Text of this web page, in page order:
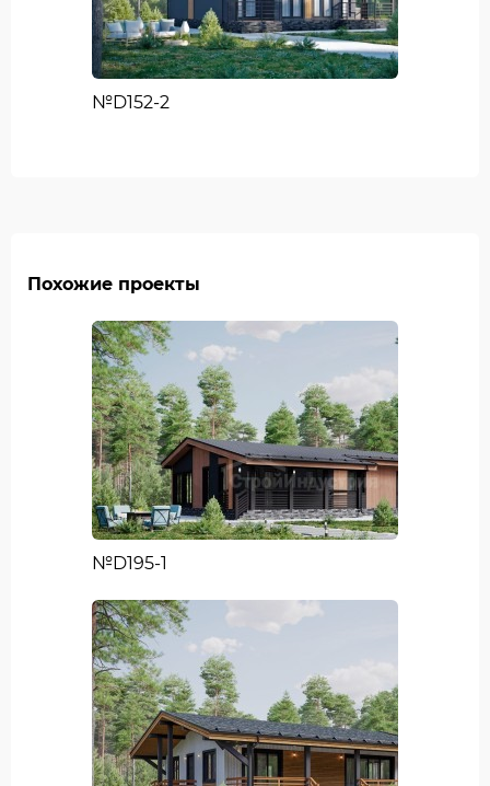
№D152-2
Похожие проекты
№D195-1